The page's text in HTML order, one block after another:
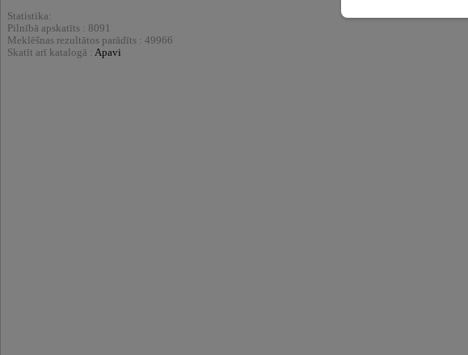
Statistika:
Pilnībā apskatīts : 8091
Meklēšnas rezultātos parādīts : 49966
Skatīt arī katalogā : Apavi